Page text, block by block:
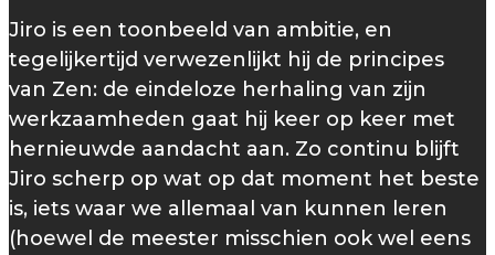
Jiro is een toonbeeld van ambitie, en
tegelijkertijd verwezenlijkt hij de principes
van Zen: de eindeloze herhaling van zijn
werkzaamheden gaat hij keer op keer met
hernieuwde aandacht aan. Zo continu blijft
Jiro scherp op wat op dat moment het beste
is, iets waar we allemaal van kunnen leren
(hoewel de meester misschien ook wel eens